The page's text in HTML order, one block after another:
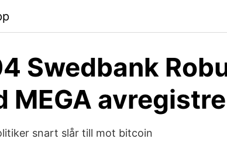
Swedbank
MEGA
snart slår till mot bitcoin